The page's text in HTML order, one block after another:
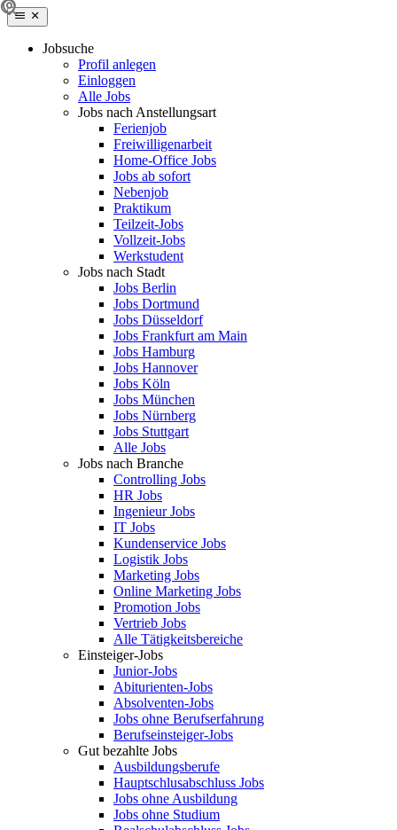
Jobsuche
Profil anlegen
Einloggen
Alle Jobs
Jobs nach Anstellungsart
Ferienjob
Freiwilligenarbeit
Home-Office Jobs
Jobs ab sofort
Nebenjob
Praktikum
Teilzeit-Jobs
Vollzeit-Jobs
Werkstudent
Jobs nach Stadt
Jobs Berlin
Jobs Dortmund
Jobs Düsseldorf
Jobs Frankfurt am Main
Jobs Hamburg
Jobs Hannover
Jobs Köln
Jobs München
Jobs Nürnberg
Jobs Stuttgart
Alle Jobs
Jobs nach Branche
Controlling Jobs
HR Jobs
Ingenieur Jobs
IT Jobs
Kundenservice Jobs
Logistik Jobs
Marketing Jobs
Online Marketing Jobs
Promotion Jobs
Vertrieb Jobs
Alle Tätigkeitsbereiche
Einsteiger-Jobs
Junior-Jobs
Abiturienten-Jobs
Absolventen-Jobs
Jobs ohne Berufserfahrung
Berufseinsteiger-Jobs
Gut bezahlte Jobs
Ausbildungsberufe
Hauptschlusabschluss Jobs
Jobs ohne Ausbildung
Jobs ohne Studium